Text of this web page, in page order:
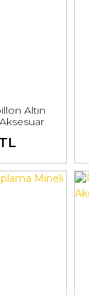
Altın